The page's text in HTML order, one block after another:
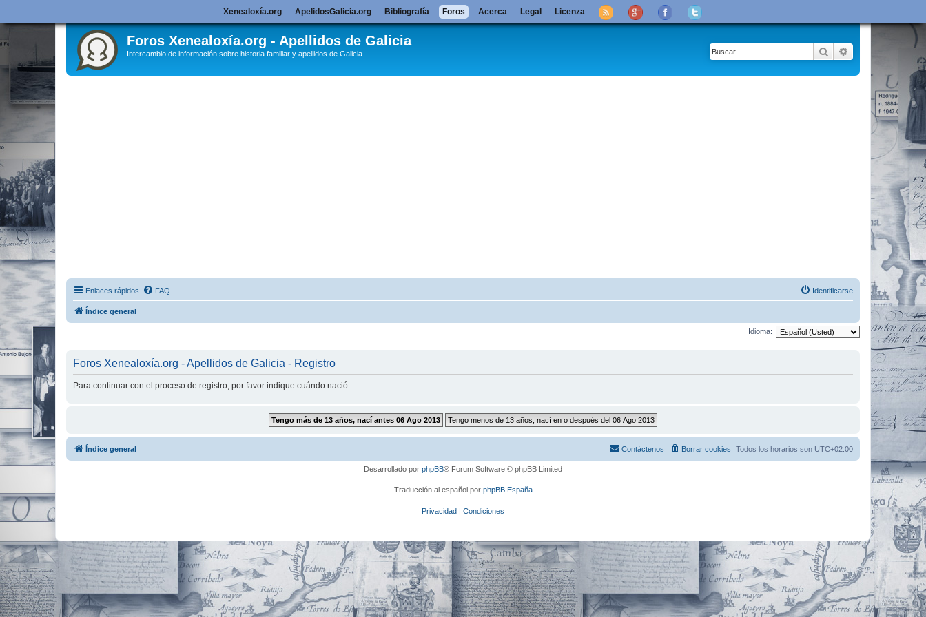
Foros Xenealoxía.org - Apellidos de Galicia
Intercambio de información sobre historia familiar y apellidos de Galicia Buscar Búsqueda
Enlaces rápidos FAQ Identificarse
Índice general
Idioma:
Foros Xenealoxía.org - Apellidos de Galicia - Registro
Para continuar con el proceso de registro, por favor indique cuándo nació.
Xenealoxía.org ApelidosGalicia.org Bibliografía Foros Acerca Legal Licenza
Índice general Todos los horarios son UTC+02:00
Borrar cookies
Contáctenos
Desarrollado por phpBB® Forum Software © phpBB Limited
Traducción al español por phpBB España
Privacidad | Condiciones